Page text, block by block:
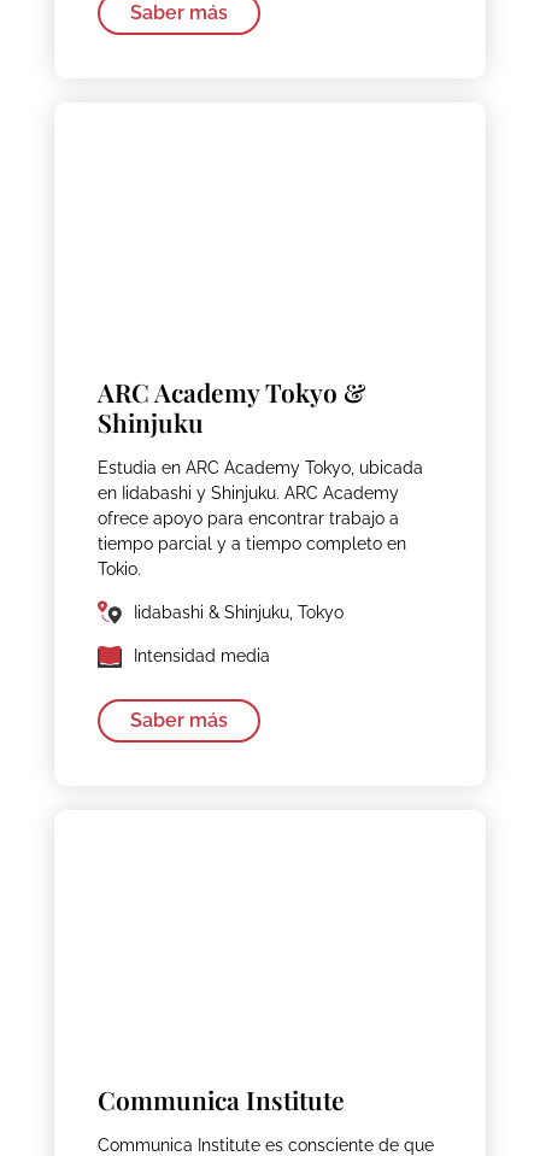
Saber más
ARC Academy Tokyo &
Shinjuku
Estudia en ARC Academy Tokyo, ubicada
en Iidabashi y Shinjuku. ARC Academy
ofrece apoyo para encontrar trabajo a
tiempo parcial y a tiempo completo en
Tokio.
Iidabashi & Shinjuku, Tokyo
Intensidad media
Saber más
Communica Institute
Communica Institute es consciente de que